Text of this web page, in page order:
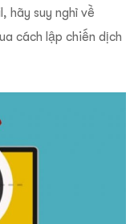
hãy suy nghĩ về
cách lập chiến dịch